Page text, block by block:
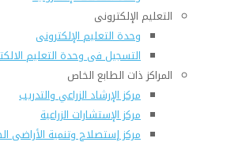
التعليم الإلكترونى
وحدة التعليم الإلكترونى
التسجيل فى وحدة التعليم
المراكز ذات الطابع الخاص
مركز الإرشاد الزراعي والتدريب
مركز الإستشارات الزراعية
مركز إستصلاح وتنمية الأراضى